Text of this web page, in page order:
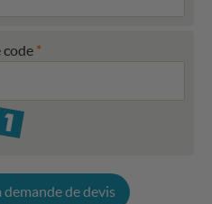
code
demande de devis